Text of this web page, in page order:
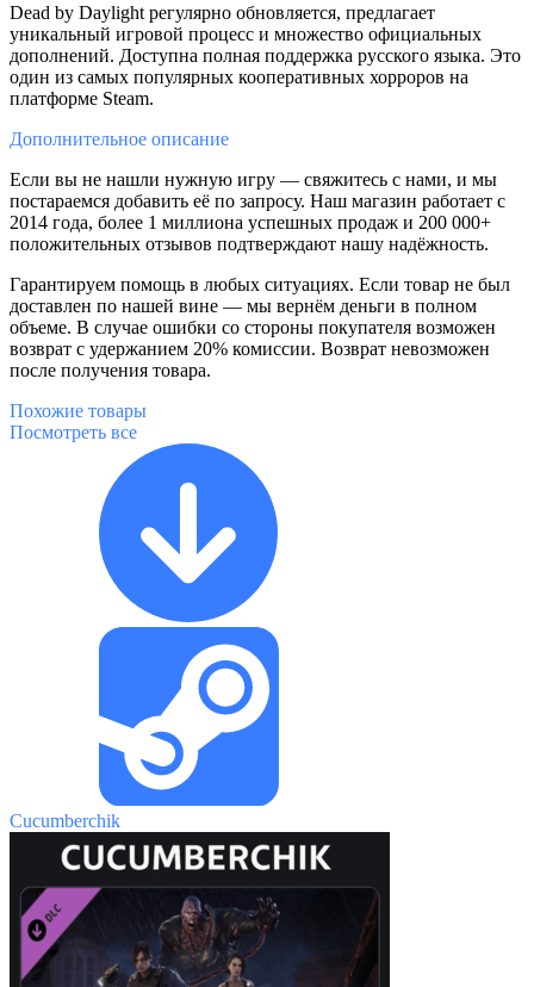
Dead by Daylight регулярно обновляется, предлагает
уникальный игровой процесс и множество официальных
дополнений. Доступна полная поддержка русского языка. Это
один из самых популярных кооперативных хорроров на
платформе Steam.
Дополнительное описание
Если вы не нашли нужную игру — свяжитесь с нами, и мы
постараемся добавить её по запросу. Наш магазин работает с
2014 года, более 1 миллиона успешных продаж и 200 000+
положительных отзывов подтверждают нашу надёжность.
Гарантируем помощь в любых ситуациях. Если товар не был
доставлен по нашей вине — мы вернём деньги в полном
объеме. В случае ошибки со стороны покупателя возможен
возврат с удержанием 20% комиссии. Возврат невозможен
после получения товара.
Похожие товары
Посмотреть все
Cucumberchik